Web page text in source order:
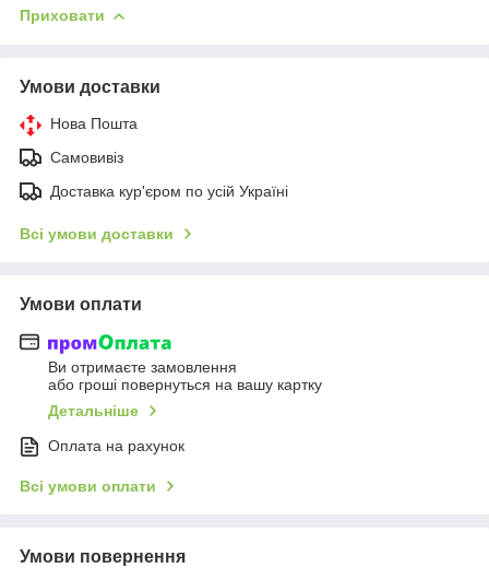
Приховати
Умови доставки
Нова Пошта
Самовивіз
Доставка кур'єром по усій Україні
Всі умови доставки
Умови оплати
Ви отримаєте замовлення
або гроші повернуться на вашу картку
Детальніше
Оплата на рахунок
Всі умови оплати
Умови повернення